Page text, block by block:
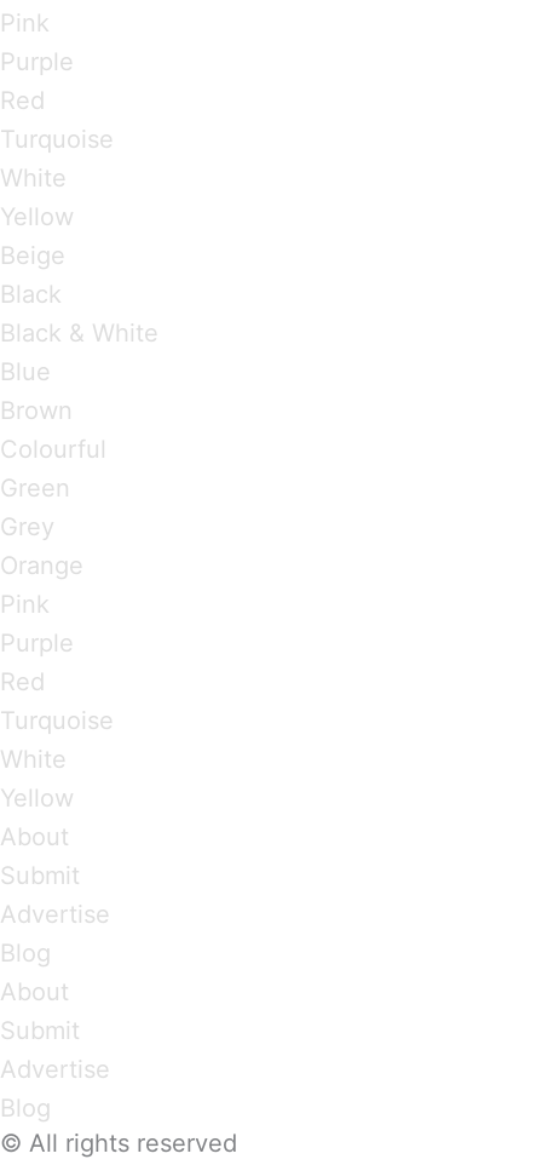
Pink
Purple
Red
Turquoise
White
Yellow
Beige
Black
Black & White
Blue
Brown
Colourful
Green
Grey
Orange
Pink
Purple
Red
Turquoise
White
Yellow
About
Submit
Advertise
Blog
About
Submit
Advertise
Blog
© All rights reserved